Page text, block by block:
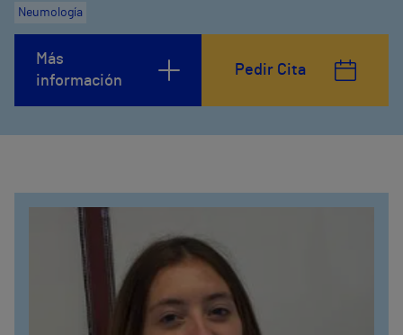
Neumología
Más
información
Pedir Cita